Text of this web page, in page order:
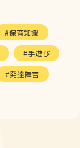
保育知識
手遊び
発達障害